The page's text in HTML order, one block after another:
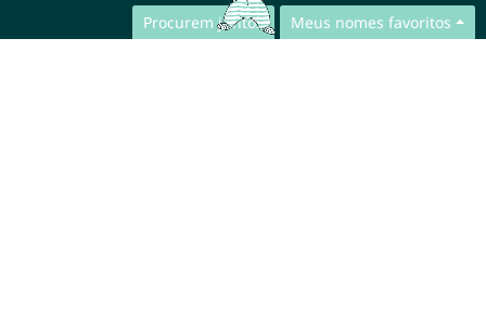
Procurem juntos Meus nomes favoritos